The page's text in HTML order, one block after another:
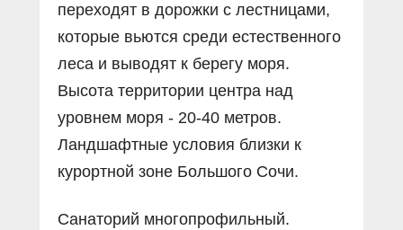
переходят в дорожки с лестницами,
которые вьются среди естественного
леса и выводят к берегу моря.
Высота территории центра над
уровнем моря - 20-40 метров.
Ландшафтные условия близки к
курортной зоне Большого Сочи.
Санаторий многопрофильный.